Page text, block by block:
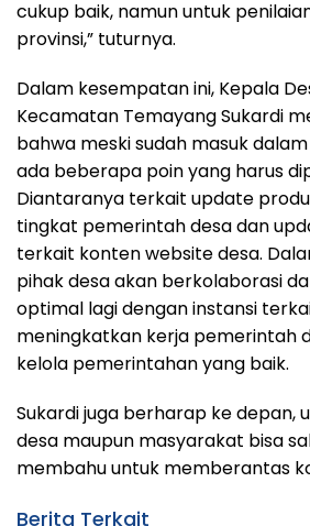
cukup baik, namun untuk
provinsi,” tuturnya.
Dalam kesempatan ini, Kepala
Kecamatan Temayang Sukardi
bahwa meski sudah masuk
ada beberapa poin yang harus
Diantaranya terkait update
tingkat pemerintah desa dan
terkait konten website desa.
pihak desa akan berkolaborasi
optimal lagi dengan instansi
meningkatkan kerja pemerintah
kelola pemerintahan yang baik.
Sukardi juga berharap ke depan,
desa maupun masyarakat bisa
membahu untuk memberantas
Berita Terkait